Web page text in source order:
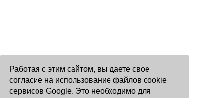
Работая с этим сайтом, вы даете свое
согласие на использование файлов cookie
сервисов Google. Это необходимо для